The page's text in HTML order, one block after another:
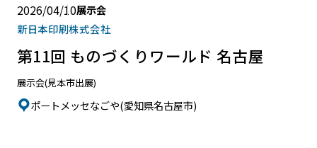
2026/04/10展示会
新日本印刷株式会社
第11回 ものづくりワールド 名古屋
展示会(見本市出展)
ポートメッセなごや(愛知県名古屋市)